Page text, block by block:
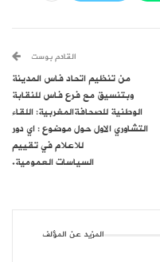
القادم بوست
من تنظيم اتحاد فاس المدينة
وبتنسيق مع فرع فاس للنقابة
الوطنية للصحافةالمغربية: اللقاء
التشاوري الاول حول موضوع : اي دور
للاعلام في تقييم
السياسات العمومية.
المزيد عن المؤلف